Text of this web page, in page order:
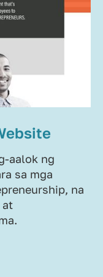
aalok ng
sa mga
na
at